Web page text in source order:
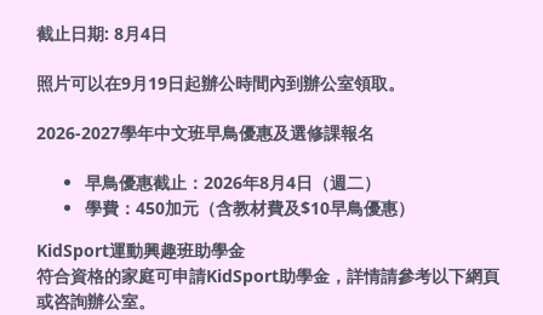
截止日期: 8月4日
照片可以在9月19日起辦公時間內到辦公室領取。
2026-2027學年中文班早鳥優惠及選修課報名
早鳥優惠截止：2026年8月4日（週二）
學費：450加元（含教材費及$10早鳥優惠）
KidSport運動興趣班助學金
符合資格的家庭可申請KidSport助學金，詳情請參考以下網頁
或咨詢辦公室。